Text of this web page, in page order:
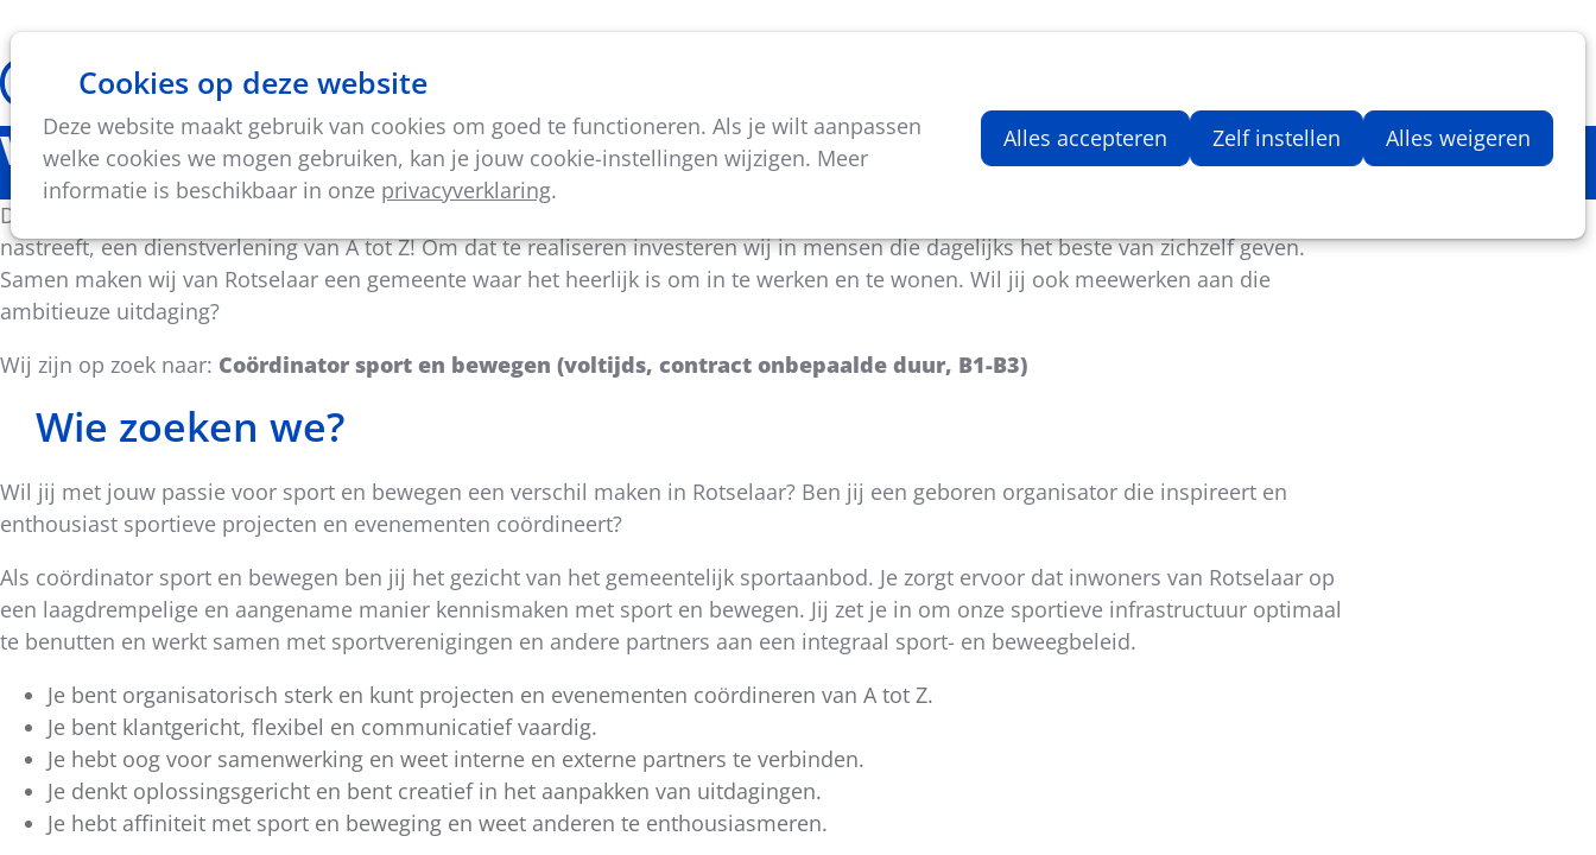
Cookies op deze website
Deze website maakt gebruik van cookies om goed te functioneren. Als je wilt aanpassen
welke cookies we mogen gebruiken, kan je jouw cookie-instellingen wijzigen. Meer
informatie is beschikbaar in onze privacyverklaring.
Alles accepteren Zelf instellen Alles weigeren
Thema's Vorming & activiteiten
Aantal artikelen in
Vacature: Coördinator sport en bewegen
De gemeente Rotselaar, gelegen in het hart van het Hageland, is een bruisende gemeente die enkel het beste voor haar inwoners
nastreeft, een dienstverlening van A tot Z! Om dat te realiseren investeren wij in mensen die dagelijks het beste van zichzelf geven.
Samen maken wij van Rotselaar een gemeente waar het heerlijk is om in te werken en te wonen. Wil jij ook meewerken aan die
ambitieuze uitdaging?
Wij zijn op zoek naar: Coördinator sport en bewegen (voltijds, contract onbepaalde duur, B1-B3)
Wie zoeken we?
Wil jij met jouw passie voor sport en bewegen een verschil maken in Rotselaar? Ben jij een geboren organisator die inspireert en
enthousiast sportieve projecten en evenementen coördineert?
Als coördinator sport en bewegen ben jij het gezicht van het gemeentelijk sportaanbod. Je zorgt ervoor dat inwoners van Rotselaar op
een laagdrempelige en aangename manier kennismaken met sport en bewegen. Jij zet je in om onze sportieve infrastructuur optimaal
te benutten en werkt samen met sportverenigingen en andere partners aan een integraal sport- en beweegbeleid.
Je bent organisatorisch sterk en kunt projecten en evenementen coördineren van A tot Z.
Je bent klantgericht, flexibel en communicatief vaardig.
Je hebt oog voor samenwerking en weet interne en externe partners te verbinden.
Je denkt oplossingsgericht en bent creatief in het aanpakken van uitdagingen.
Je hebt affiniteit met sport en beweging en weet anderen te enthousiasmeren.